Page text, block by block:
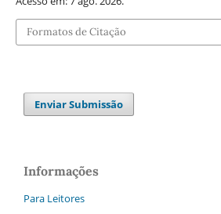
Formatos de Citação
Enviar Submissão
Informações
Para Leitores